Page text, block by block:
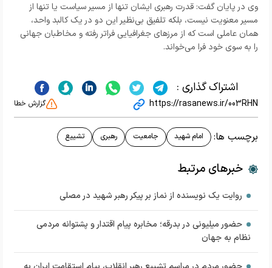
وی در پایان گفت: قدرت رهبری ایشان تنها از مسیر سیاست یا تنها از
مسیر معنویت نیست، بلکه تلفیق بی‌نظیر این دو در یک کالبد واحد،
همان عاملی است که از مرزهای جغرافیایی فراتر رفته و مخاطبان جهانی
را به سوی خود فرا می‌خواند.
اشتراک گذاری :
https://rasanews.ir/003RHN گزارش خطا
برچسب ها: امام شهید جامعیت رهبری تشییع
خبرهای مرتبط
روایت یک نویسنده از نماز بر پیکر رهبر شهید در مصلی
حضور میلیونی در بدرقه؛ مخابره پیام اقتدار و پشتوانه مردمی
نظام به جهان